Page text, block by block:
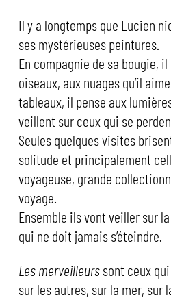
Il y a longtemps que Lucien
ses mystérieuses peintures.
En compagnie de sa bougie,
oiseaux, aux nuages qu’il
tableaux, il pense aux
veillent sur ceux qui se
Seules quelques visites
solitude et principalement
voyageuse, grande
voyage.
Ensemble ils vont veiller sur
qui ne doit jamais s’éteindre.
Les merveilleurssont ceux
sur les autres, sur la mer, sur